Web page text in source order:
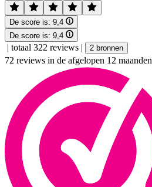
De score is: 9,4
De score is: 9,4
| totaal 322 reviews | 2 bronnen
72 reviews in de afgelopen 12 maanden